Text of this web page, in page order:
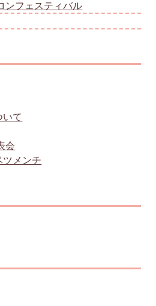
ンフェスティバル
て
会
メンチ